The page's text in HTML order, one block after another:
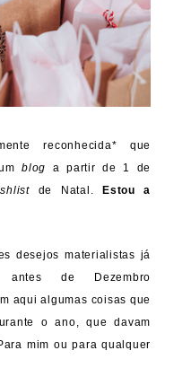
reconhecida* que
blog a partir de 1 de
de Natal.
Estou a
desejos materialistas já
antes de Dezembro
aqui algumas coisas que
o ano, que davam
mim ou para qualquer